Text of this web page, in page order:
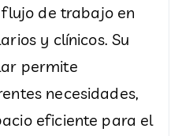
de trabajo en
y clínicos. Su
permite
necesidades,
eficiente para el